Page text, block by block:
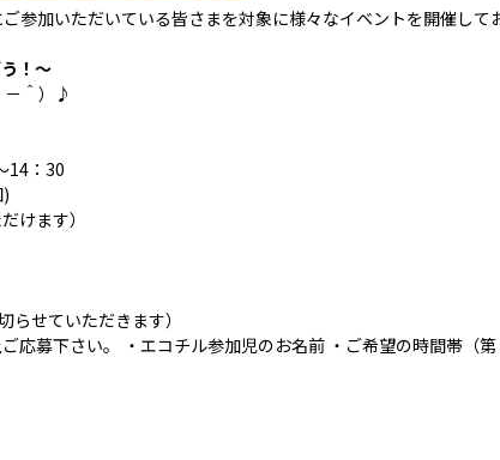
参加いただいている皆さまを対象に様々なイベントを開催して
！～
－＾）♪
：30
)
けます）
せていただきます）
応募下さい。 ・エコチル参加児のお名前 ・ご希望の時間帯